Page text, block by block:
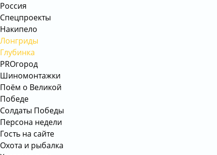
Россия
Спецпроекты
Накипело
Лонгриды
Глубинка
PROгород
Шиномонтажки
Поём о Великой
Победе
Солдаты Победы
Персона недели
Гость на сайте
Охота и рыбалка